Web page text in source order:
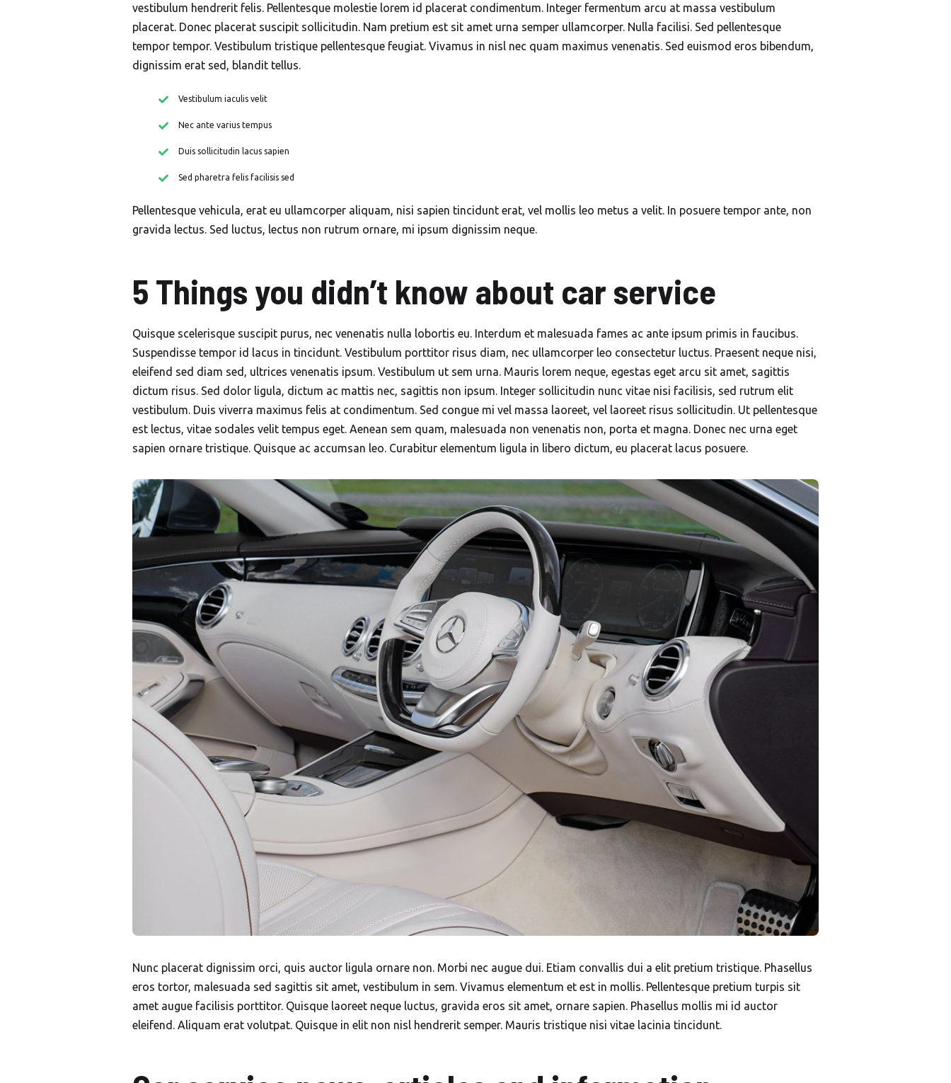
vestibulum hendrerit felis. Pellentesque molestie lorem id placerat condimentum. Integer fermentum arcu at massa vestibulum
placerat. Donec placerat suscipit sollicitudin. Nam pretium est sit amet urna semper ullamcorper. Nulla facilisi. Sed pellentesque
tempor tempor. Vestibulum tristique pellentesque feugiat. Vivamus in nisl nec quam maximus venenatis. Sed euismod eros bibendum,
dignissim erat sed, blandit tellus.
Vestibulum iaculis velit
Nec ante varius tempus
Duis sollicitudin lacus sapien
Sed pharetra felis facilisis sed
Pellentesque vehicula, erat eu ullamcorper aliquam, nisi sapien tincidunt erat, vel mollis leo metus a velit. In posuere tempor ante, non
gravida lectus. Sed luctus, lectus non rutrum ornare, mi ipsum dignissim neque.
5 Things you didn’t know about car service
Quisque scelerisque suscipit purus, nec venenatis nulla lobortis eu. Interdum et malesuada fames ac ante ipsum primis in faucibus.
Suspendisse tempor id lacus in tincidunt. Vestibulum porttitor risus diam, nec ullamcorper leo consectetur luctus. Praesent neque nisi,
eleifend sed diam sed, ultrices venenatis ipsum. Vestibulum ut sem urna. Mauris lorem neque, egestas eget arcu sit amet, sagittis
dictum risus. Sed dolor ligula, dictum ac mattis nec, sagittis non ipsum. Integer sollicitudin nunc vitae nisi facilisis, sed rutrum elit
vestibulum. Duis viverra maximus felis at condimentum. Sed congue mi vel massa laoreet, vel laoreet risus sollicitudin. Ut pellentesque
est lectus, vitae sodales velit tempus eget. Aenean sem quam, malesuada non venenatis non, porta et magna. Donec nec urna eget
sapien ornare tristique. Quisque ac accumsan leo. Curabitur elementum ligula in libero dictum, eu placerat lacus posuere.
Nunc placerat dignissim orci, quis auctor ligula ornare non. Morbi nec augue dui. Etiam convallis dui a elit pretium tristique. Phasellus
eros tortor, malesuada sed sagittis sit amet, vestibulum in sem. Vivamus elementum et est in mollis. Pellentesque pretium turpis sit
amet augue facilisis porttitor. Quisque laoreet neque luctus, gravida eros sit amet, ornare sapien. Phasellus mollis mi id auctor
eleifend. Aliquam erat volutpat. Quisque in elit non nisl hendrerit semper. Mauris tristique nisi vitae lacinia tincidunt.